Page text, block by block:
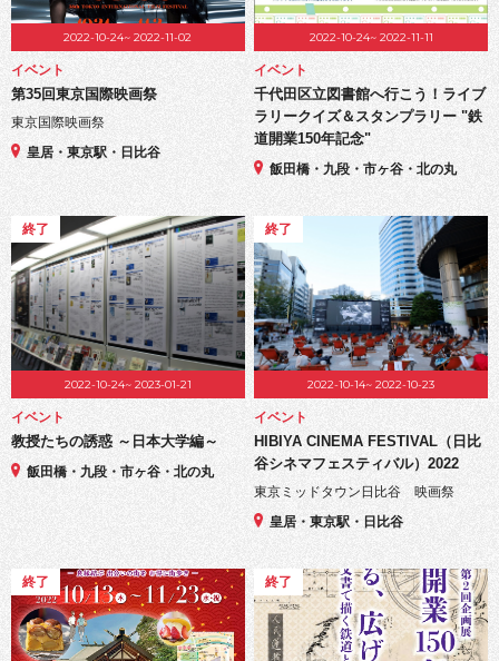
2022-10-24~ 2022-11-02
イベント
第35回東京国際映画祭
東京国際映画祭
皇居・東京駅・日比谷
2022-10-24~ 2022-11-11
イベント
千代田区立図書館へ行こう！ライブ
ラリークイズ＆スタンプラリー "鉄
道開業150年記念"
飯田橋・九段・市ヶ谷・北の丸
終了
2022-10-24~ 2023-01-21
イベント
教授たちの誘惑 ～日本大学編～
飯田橋・九段・市ヶ谷・北の丸
終了
2022-10-14~ 2022-10-23
イベント
HIBIYA CINEMA FESTIVAL（日比
谷シネマフェスティバル）2022
東京ミッドタウン日比谷 映画祭
皇居・東京駅・日比谷
終了 終了